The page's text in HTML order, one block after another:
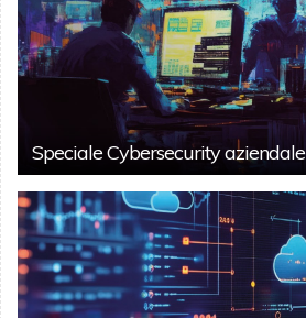
Speciale Cybersecurity aziendale